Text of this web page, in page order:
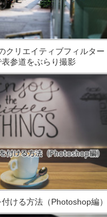
クリエイティブフィルター
表参道をぶらり撮影
ける方法（Photoshop編）